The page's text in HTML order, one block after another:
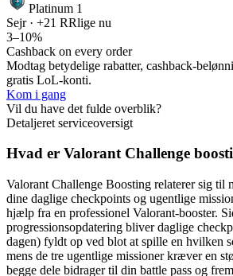
Platinum 1
Sejr · +21 RRlige nu
3–10%
Cashback on every order
Modtag betydelige rabatter, cashback-
gratis LoL-konti.
Kom i gang
Vil du have det fulde overblik?
Detaljeret serviceoversigt
Hvad er Valorant Challenge
Valorant Challenge Boosting relaterer sig til
dine daglige checkpoints og ugentlige
hjælp fra en professionel Valorant-booster.
progressionsopdatering bliver daglige
dagen) fyldt op ved blot at spille en hvilken
mens de tre ugentlige missioner kræver en
begge dele bidrager til din battle pass og